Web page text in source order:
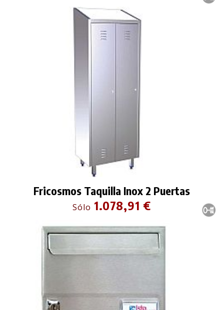
Fricosmos Taquilla Inox 2 Puertas
Sólo 1.078,91 €